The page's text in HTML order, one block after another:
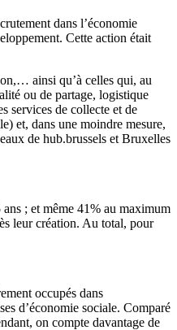
dans l’économie
Cette action était
ainsi qu’à celles qui, au
ou de partage, logistique
services de collecte et de
et, dans une moindre mesure,
de hub.brussels et Bruxelles
ans ; et même 41% au maximum
leur création. Au total, pour
occupés dans
d’économie sociale. Comparé
on compte davantage de